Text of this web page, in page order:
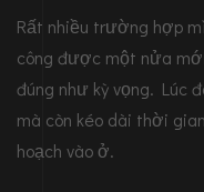
Rất nhiều trường hợp
công được một nửa
đúng như kỳ vọng. Lúc
mà còn kéo dài thời
hoạch vào ở.